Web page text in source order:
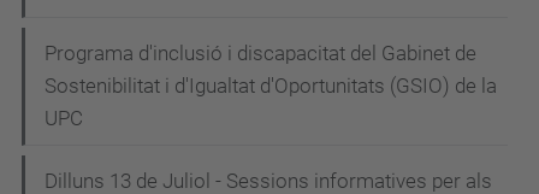
Programa d'inclusió i discapacitat del Gabinet de
Sostenibilitat i d'Igualtat d'Oportunitats (GSIO) de la
UPC
Dilluns 13 de Juliol - Sessions informatives per als